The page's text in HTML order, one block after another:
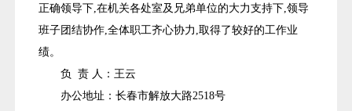
正确领导下,在机关各处室及兄弟单位的大力支持下,领导
班子团结协作,全体职工齐心协力,取得了较好的工作业
绩。
负 责 人：王云
办公地址：长春市解放大路2518号